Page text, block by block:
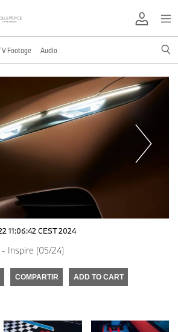
Footage Audio
11:06:42 CEST 2024
Inspire (05/24)
COMPARTIR ADD TO CART